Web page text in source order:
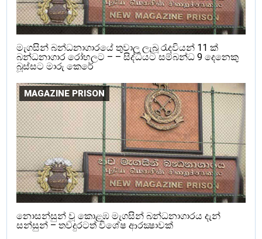
මැගසින් බන්ධනාගාරයේ තුවාල ලැබූ රැදවියන් 11 ක්
බන්ධනාගාර රෝහලට – – සිද්ධියට සම්බන්ධ 9 දෙනෙකු
බූස්සට මාරු කෙරේ
MAGAZINE PRISON
නොසන්සුන් වූ කොළඹ මැගසින් බන්ධනාගාරය දැන්
සන්සුන් – තවදුරටත් විශේෂ ආරක්‍ෂාවක්